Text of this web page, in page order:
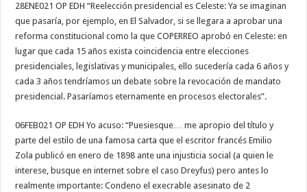
28ENE021 OP EDH “Reelección presidencial es Celeste: Ya se imaginan
que pasaría, por ejemplo, en El Salvador, si se llegara a aprobar una
reforma constitucional como la que COPERREO aprobó en Celeste: en
lugar que cada 15 años exista coincidencia entre elecciones
presidenciales, legislativas y municipales, ello sucedería cada 6 años y
cada 3 años tendríamos un debate sobre la revocación de mandato
presidencial. Pasaríamos eternamente en procesos electorales”.
06FEB021 OP EDH Yo acuso: “Puesiesque… me apropio del título y
parte del estilo de una famosa carta que el escritor francés Emilio
Zola publicó en enero de 1898 ante una injusticia social (a quien le
interese, busque en internet sobre el caso Dreyfus) pero antes lo
realmente importante: Condeno el execrable asesinato de 2